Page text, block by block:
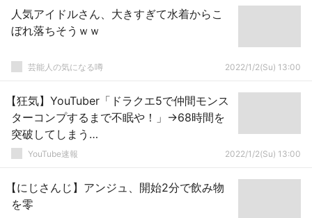
人気アイドルさん、大きすぎて水着からこ
ぼれ落ちそうｗｗ
芸能人の気になる噂 2022/1/2(Su) 13:00
【狂気】YouTuber「ドラクエ5で仲間モンス
ターコンプするまで不眠や！」→68時間を
突破してしまう…
YouTube速報 2022/1/2(Su) 13:00
【にじさんじ】アンジュ、開始2分で飲み物
を零